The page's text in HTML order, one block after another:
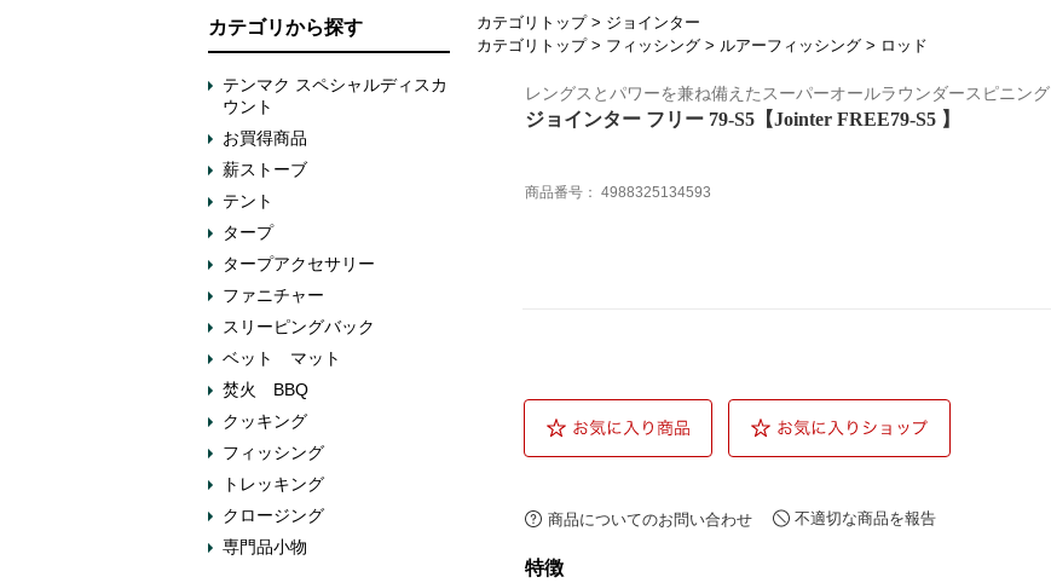
カテゴリから探す
テンマク スペシャルディスカ
ウント
お買得商品
薪ストーブ
テント
タープ
タープアクセサリー
ファニチャー
スリーピングバック
ベット マット
焚火 BBQ
クッキング
フィッシング
トレッキング
クロージング
専門品小物
カテゴリトップ> ジョインター
カテゴリトップ> フィッシング > ルアーフィッシング > ロッド
レングスとパワーを兼ね備えたスーパーオールラウンダースピニング
ジョインター フリー 79-S5【Jointer FREE79-S5 】
商品番号： 4988325134593
商品についてのお問い合わせ 不適切な商品を報告
特徴